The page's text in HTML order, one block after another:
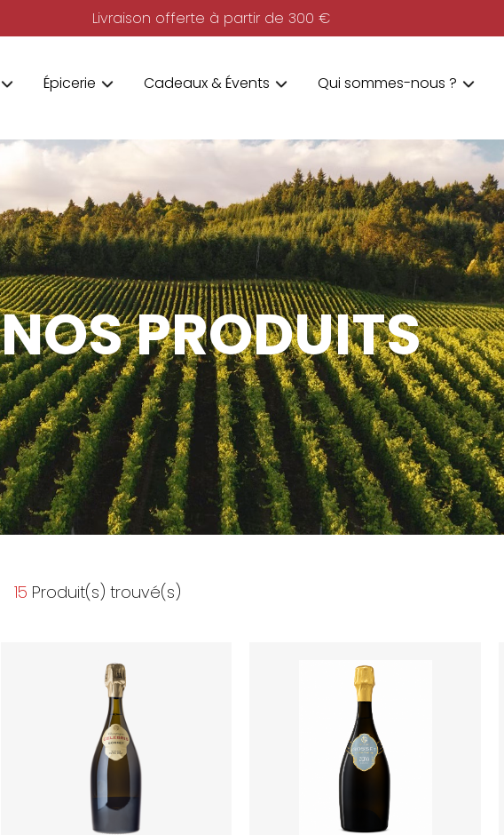
Livraison offerte à partir de 300 €
Épicerie Cadeaux & Évents Qui sommes-nous ?
NOS PRODUITS
15 Produit(s) trouvé(s)